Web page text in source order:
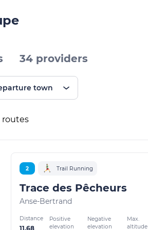
34 providers
town
routes
2 Trail Running
Trace des Pêcheurs
Anse-Bertrand
Distance
11.68
Positive
elevation
Negative
elevation
Max.
altitude